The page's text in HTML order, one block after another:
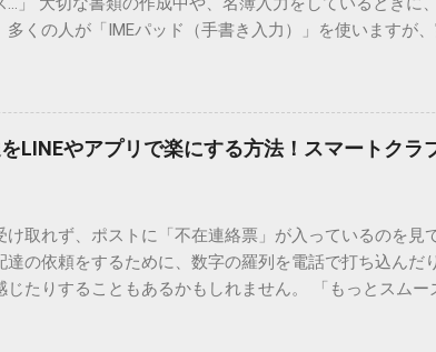
多くの人が「IMEパッド（手書き入力）」を使いますが
一瞬で旧字や外字、特殊記号を呼び出す「文字コード
れば、もう難しい漢字の入力で手を止める必要はありま
もそも、なぜ普通の変換で出てこない漢字があるのでし
ます。 日本のパソコンで一般的に使われる漢字は、JIS
た形で整理されています。しかし、人名や地名に使わ
）」や「JISコード」といった 文字コード です。パソ
り振られています。変換候補に出ない文字でも、この住
です。 2. Windows標準機能！文字コードで漢字を出す
LINEやアプリで楽にする方法！スマートクラ
け取れず、ポストに「不在連絡票」が入っているのを見
達の依頼をするために、数字の羅列を電話で打ち込んだ
じたりすることもあるかもしれません。 「もっとスムー
」と、LINEや公式アプリの連携です。これらを活用す